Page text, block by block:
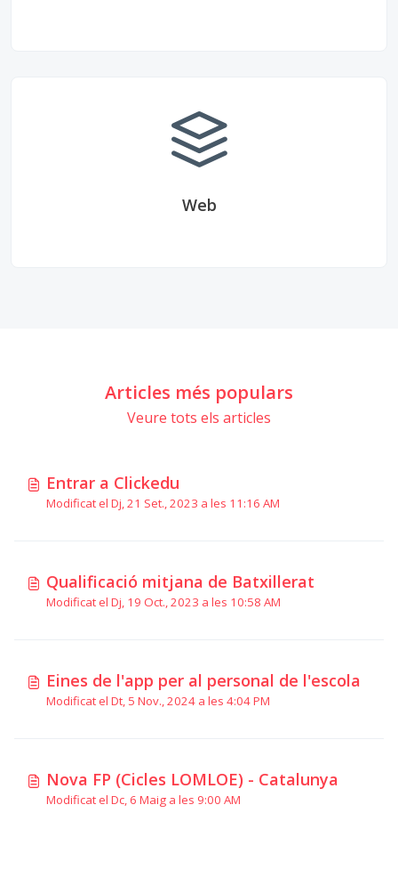
Web
Articles més populars
Veure tots els articles
Entrar a Clickedu
Modificat el Dj, 21 Set., 2023 a les 11:16 AM
Qualificació mitjana de Batxillerat
Modificat el Dj, 19 Oct., 2023 a les 10:58 AM
Eines de l'app per al personal de l'escola
Modificat el Dt, 5 Nov., 2024 a les 4:04 PM
Nova FP (Cicles LOMLOE) - Catalunya
Modificat el Dc, 6 Maig a les 9:00 AM